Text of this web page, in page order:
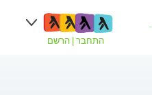
התחבר הרשם